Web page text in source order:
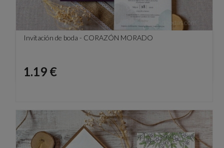
Invitación de boda - CORAZÓN MORADO
Precio
1.19 €